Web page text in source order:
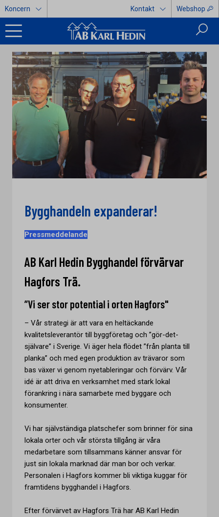
Koncern Kontakt Webshop
Bygghandeln expanderar!
Pressmeddelande
AB Karl Hedin Bygghandel förvärvar
Hagfors Trä.
”Vi ser stor potential i orten Hagfors"
– Vår strategi är att vara en heltäckande
kvalitetsleverantör till byggföretag och ”gör-det-
självare” i Sverige. Vi äger hela flödet ”från planta till
planka” och med egen produktion av trävaror som
bas växer vi genom nyetableringar och förvärv. Vår
idé är att driva en verksamhet med stark lokal
förankring i nära samarbete med byggare och
konsumenter.
Vi har självständiga platschefer som brinner för sina
lokala orter och vår största tillgång är våra
medarbetare som tillsammans känner ansvar för
just sin lokala marknad där man bor och verkar.
Personalen i Hagfors kommer bli viktiga kuggar för
framtidens bygghandel i Hagfors.
Efter förvärvet av Hagfors Trä har AB Karl Hedin